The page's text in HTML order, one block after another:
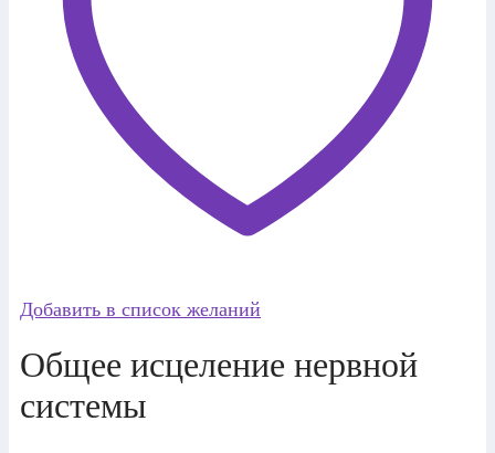
Добавить в список желаний
Общее исцеление нервной
системы